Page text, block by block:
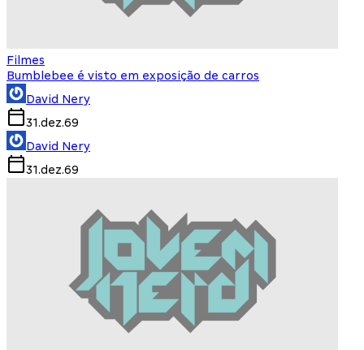
Filmes
Bumblebee é visto em exposição de carros
David Nery
31.dez.69
David Nery
31.dez.69